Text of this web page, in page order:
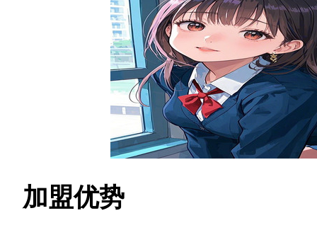
加盟优势